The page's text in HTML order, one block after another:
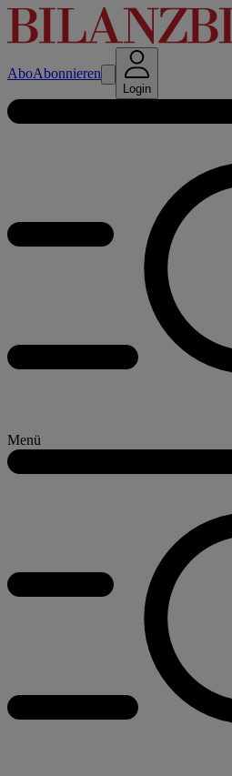
AboAbonnieren
Login
Menü